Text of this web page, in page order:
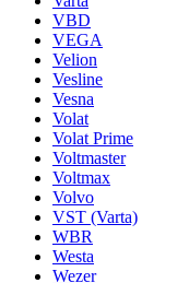
VBD
VEGA
Velion
Vesline
Vesna
Volat
Volat Prime
Voltmaster
Voltmax
Volvo
VST (Varta)
WBR
Westa
Wezer